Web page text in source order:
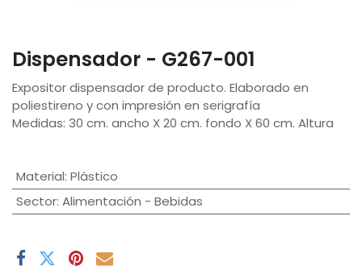
Dispensador - G267-001
Expositor dispensador de producto. Elaborado en
poliestireno y con impresión en serigrafía
Medidas: 30 cm. ancho X 20 cm. fondo X 60 cm. Altura
Material: Plástico
Sector: Alimentación - Bebidas